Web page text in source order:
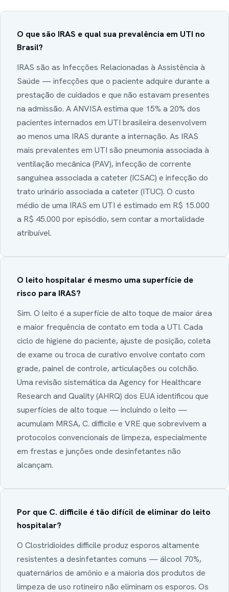
O que são IRAS e qual sua prevalência em UTI no
Brasil?
IRAS são as Infecções Relacionadas à Assistência à
Saúde — infecções que o paciente adquire durante a
prestação de cuidados e que não estavam presentes
na admissão. A ANVISA estima que 15% a 20% dos
pacientes internados em UTI brasileira desenvolvem
ao menos uma IRAS durante a internação. As IRAS
mais prevalentes em UTI são pneumonia associada à
ventilação mecânica (PAV), infecção de corrente
sanguínea associada a cateter (ICSAC) e infecção do
trato urinário associada a cateter (ITUC). O custo
médio de uma IRAS em UTI é estimado em R$ 15.000
a R$ 45.000 por episódio, sem contar a mortalidade
atribuível.
O leito hospitalar é mesmo uma superfície de
risco para IRAS?
Sim. O leito é a superfície de alto toque de maior área
e maior frequência de contato em toda a UTI. Cada
ciclo de higiene do paciente, ajuste de posição, coleta
de exame ou troca de curativo envolve contato com
grade, painel de controle, articulações ou colchão.
Uma revisão sistemática da Agency for Healthcare
Research and Quality (AHRQ) dos EUA identificou que
superfícies de alto toque — incluindo o leito —
acumulam MRSA, C. difficile e VRE que sobrevivem a
protocolos convencionais de limpeza, especialmente
em frestas e junções onde desinfetantes não
alcançam.
Por que C. difficile é tão difícil de eliminar do leito
hospitalar?
O Clostridioides difficile produz esporos altamente
resistentes a desinfetantes comuns — álcool 70%,
quaternários de amônio e a maioria dos produtos de
limpeza de uso rotineiro não eliminam os esporos. Os